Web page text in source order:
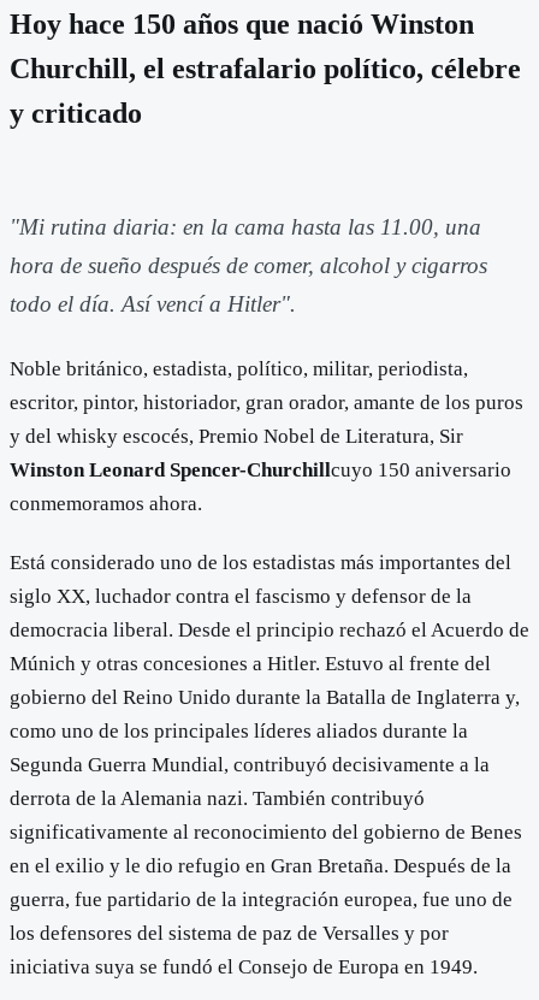
Hoy hace 150 años que nació Winston
Churchill, el estrafalario político, célebre
y criticado
"Mi rutina diaria: en la cama hasta las 11.00, una
hora de sueño después de comer, alcohol y cigarros
todo el día. Así vencí a Hitler".
Noble británico, estadista, político, militar, periodista,
escritor, pintor, historiador, gran orador, amante de los puros
y del whisky escocés, Premio Nobel de Literatura, Sir
Winston Leonard Spencer-Churchillcuyo 150 aniversario
conmemoramos ahora.
Está considerado uno de los estadistas más importantes del
siglo XX, luchador contra el fascismo y defensor de la
democracia liberal. Desde el principio rechazó el Acuerdo de
Múnich y otras concesiones a Hitler. Estuvo al frente del
gobierno del Reino Unido durante la Batalla de Inglaterra y,
como uno de los principales líderes aliados durante la
Segunda Guerra Mundial, contribuyó decisivamente a la
derrota de la Alemania nazi. También contribuyó
significativamente al reconocimiento del gobierno de Benes
en el exilio y le dio refugio en Gran Bretaña. Después de la
guerra, fue partidario de la integración europea, fue uno de
los defensores del sistema de paz de Versalles y por
iniciativa suya se fundó el Consejo de Europa en 1949.